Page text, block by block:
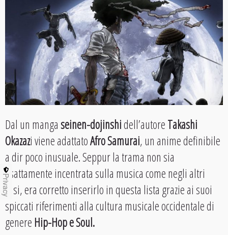
Dal un mangaseinen-dojinshidell’autoreTakashi
Okazazi viene adattatoAfro Samurai, un anime definibile
a dir poco inusuale. Seppur la trama non sia
esattamente incentrata sulla musica come negli altri
casi, era corretto inserirlo in questa lista grazie ai suoi
spiccati riferimenti alla cultura musicale occidentale di
genereHip-Hop e Soul.
Privacy